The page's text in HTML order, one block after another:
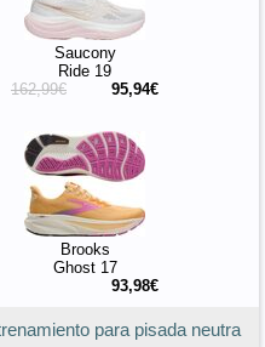
Saucony
Ride 19
162,99€
95,94€
Brooks
Ghost 17
93,98€
para pisada neutra